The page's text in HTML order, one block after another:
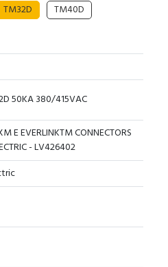
TM32D
TM40D
50KA 380/415VAC
E EVERLINKTM CONNECTORS
- LV426402